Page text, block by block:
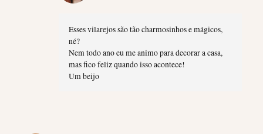
Esses vilarejos são tão charmosinhos e mágicos,
né?
Nem todo ano eu me animo para decorar a casa,
mas fico feliz quando isso acontece!
Um beijo